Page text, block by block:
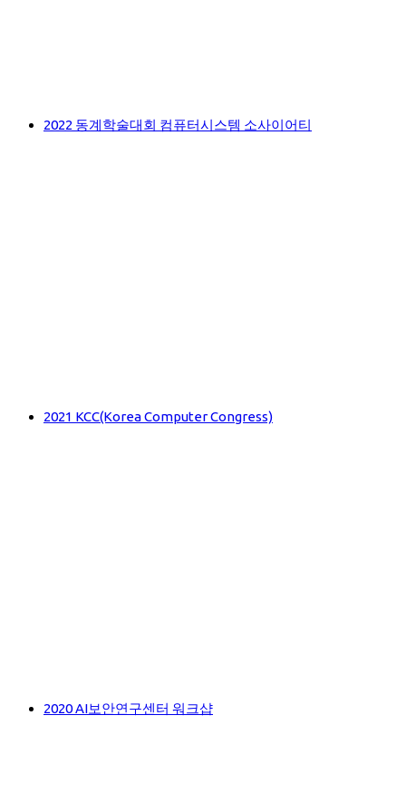
2022 동계학술대회 컴퓨터시스템 소사이어티
2021 KCC(Korea Computer Congress)
2020 AI보안연구센터 워크샵